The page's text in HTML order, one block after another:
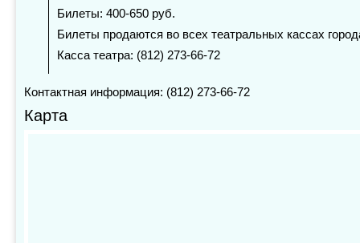
Билеты: 400-650 руб.
Билеты продаются во всех театральных кассах
Касса театра: (812) 273-66-72
Контактная информация: (812) 273-66-72
Карта